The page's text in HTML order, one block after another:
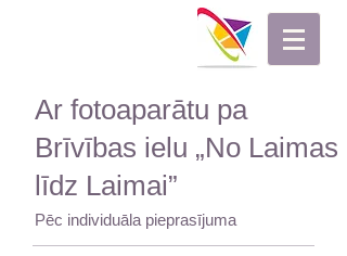
Ar fotoaparātu pa
Brīvības ielu „No Laimas
līdz Laimai”
Pēc individuāla pieprasījuma